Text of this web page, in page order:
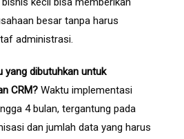
besar tanpa harus
administrasi.
yang dibutuhkan untuk
CRM? Waktu implementasi
4 bulan, tergantung pada
dan jumlah data yang harus